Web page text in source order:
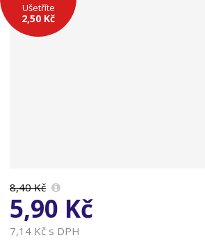
Ušetříte
2,50 Kč
8,40 Kč
5,90 Kč
7,14 Kč s DPH